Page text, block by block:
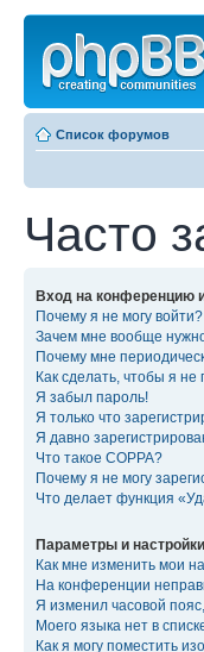
Список форумов
Часто
Вход на конференцию
Почему я не могу войти?
Зачем мне вообще
Почему мне
Как сделать, чтобы я не
Я забыл пароль!
Я только что
Я давно
Что такое COPPA?
Почему я не могу
Что делает функция
Параметры и
Как мне изменить мои
На конференции
Я изменил часовой
Моего языка нет в
Как я могу поместить